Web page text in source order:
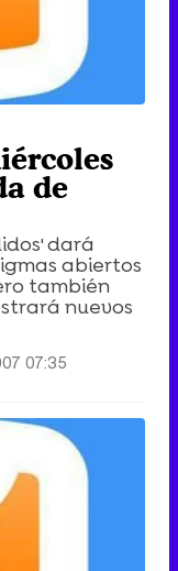
de
dará
abiertos
también
nuevos
07:35